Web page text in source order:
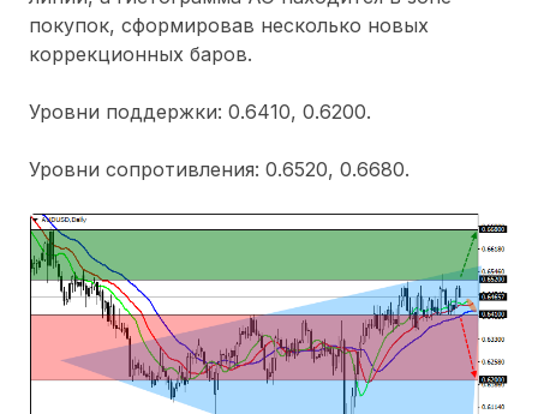
покупок, сформировав несколько новых
коррекционных баров.
Уровни поддержки: 0.6410, 0.6200.
Уровни сопротивления: 0.6520, 0.6680.